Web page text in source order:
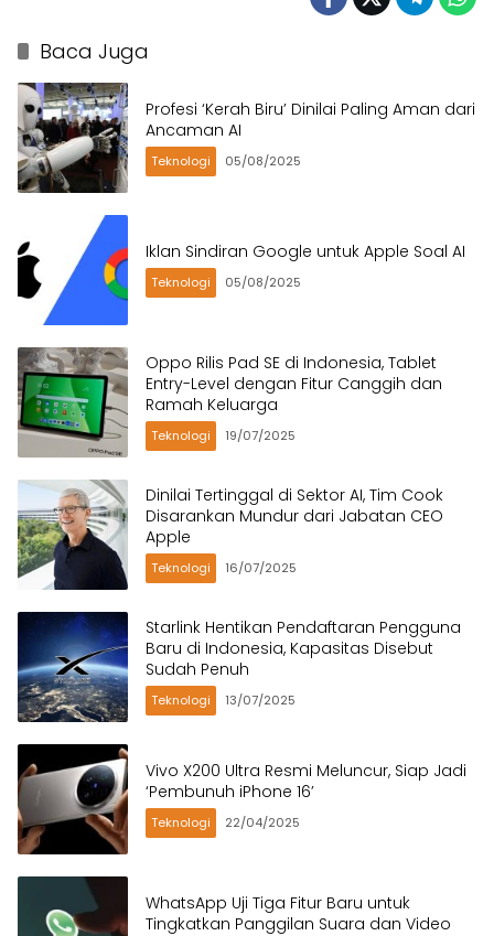
Baca Juga
Profesi ‘Kerah Biru’ Dinilai Paling Aman dari
Ancaman AI
Teknologi 05/08/2025
Iklan Sindiran Google untuk Apple Soal AI
Teknologi 05/08/2025
Oppo Rilis Pad SE di Indonesia, Tablet
Entry-Level dengan Fitur Canggih dan
Ramah Keluarga
Teknologi 19/07/2025
Dinilai Tertinggal di Sektor AI, Tim Cook
Disarankan Mundur dari Jabatan CEO
Apple
Teknologi 16/07/2025
Starlink Hentikan Pendaftaran Pengguna
Baru di Indonesia, Kapasitas Disebut
Sudah Penuh
Teknologi 13/07/2025
Vivo X200 Ultra Resmi Meluncur, Siap Jadi
‘Pembunuh iPhone 16’
Teknologi 22/04/2025
WhatsApp Uji Tiga Fitur Baru untuk
Tingkatkan Panggilan Suara dan Video